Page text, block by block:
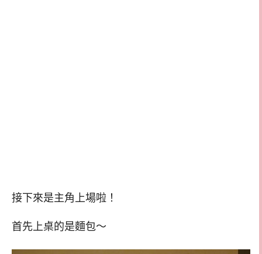
接下來是主角上場啦！
首先上桌的是麵包～